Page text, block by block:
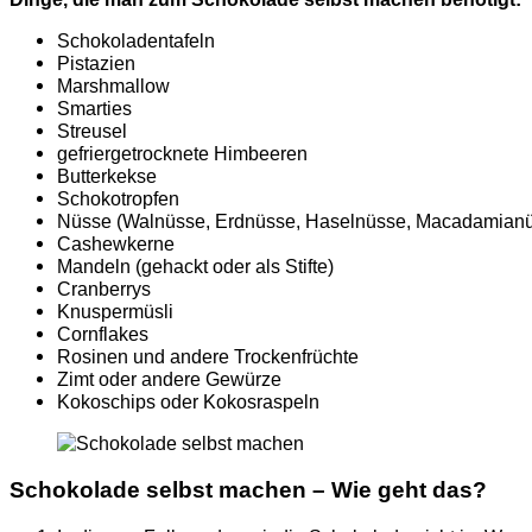
Schokoladentafeln
Pistazien
Marshmallow
Smarties
Streusel
gefriergetrocknete Himbeeren
Butterkekse
Schokotropfen
Nüsse (Walnüsse, Erdnüsse, Haselnüsse,
Cashewkerne
Mandeln (gehackt oder als Stifte)
Cranberrys
Knuspermüsli
Cornflakes
Rosinen und andere Trockenfrüchte
Zimt oder andere Gewürze
Kokoschips oder Kokosraspeln
Schokolade selbst machen – Wie geht das?